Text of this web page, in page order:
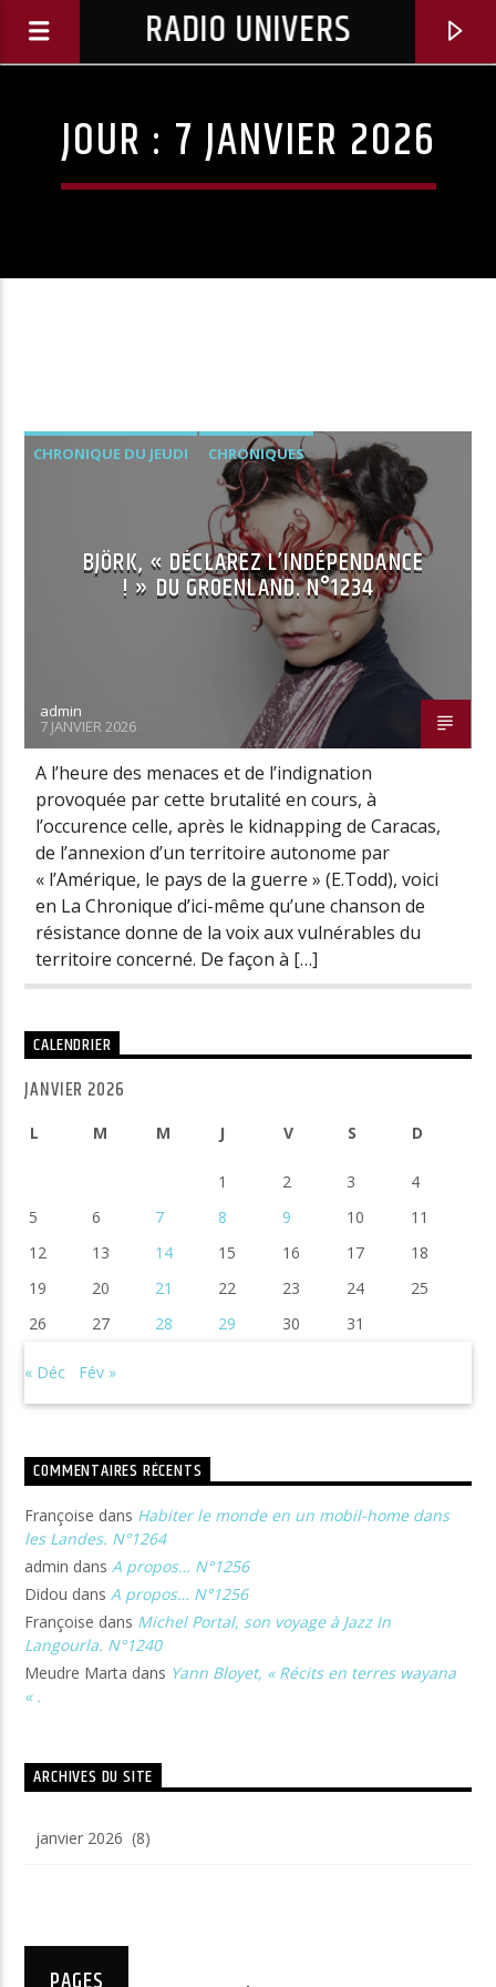
RADIO UNIVERS
Radio Univers
JOUR : 7 JANVIER 2026
CHRONIQUE DU JEUDI CHRONIQUES
BJÖRK, « DÉCLAREZ L’INDÉPENDANCE
! » DU GROENLAND. N°1234
admin
7 JANVIER 2026
A l’heure des menaces et de l’indignation
provoquée par cette brutalité en cours, à
l’occurence celle, après le kidnapping de Caracas,
de l’annexion d’un territoire autonome par
« l’Amérique, le pays de la guerre » (E.Todd), voici
en La Chronique d’ici-même qu’une chanson de
résistance donne de la voix aux vulnérables du
territoire concerné. De façon à […]
CALENDRIER
JANVIER 2026
L M M J V S D
1 2 3
4
5
6 7 8 9 10
11
12
13 14 15 16 17
18
19
20 21 22 23 24
25
26
27 28 29 30 31
« Déc Fév »
COMMENTAIRES RÉCENTS
Françoise dans Habiter le monde en un mobil-home dans
les Landes. N°1264
admin dansA propos… N°1256
Didou dansA propos… N°1256
Françoise dans Michel Portal, son voyage à Jazz In
Langourla. N°1240
Meudre Marta dans Yann Bloyet, « Récits en terres wayana
« .
ARCHIVES DU SITE
du